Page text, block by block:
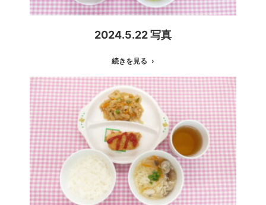
2024.5.22 写真
続きを見る